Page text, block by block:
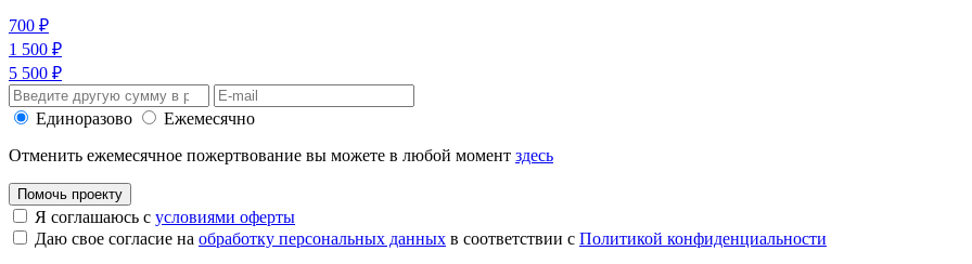
700 ₽
1 500 ₽
5 500 ₽
Единоразово
Ежемесячно
Отменить ежемесячное пожертвование вы можете в любой момент здесь
Помочь проекту
Я соглашаюсь с условиями оферты
Даю свое согласие на обработку персональных данных в соответствии с Политикой конфиденциальности